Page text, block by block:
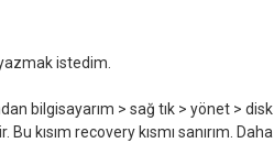
istedim.
bilgisayarım > sağ tık > yönet > disk
kısım recovery kısmı sanırım. Daha